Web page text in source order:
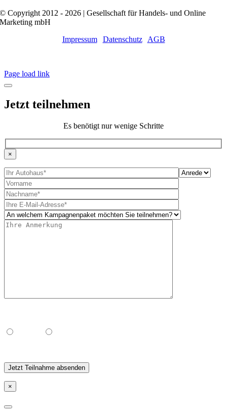
© Copyright 2012 - 2026 | Gesellschaft für Handels- und Online
Marketing mbH
Impressum
Datenschutz
AGB
Bar
Area
Page load link
Jetzt teilnehmen
Es benötigt nur wenige Schritte
×
Bitte lasse
×